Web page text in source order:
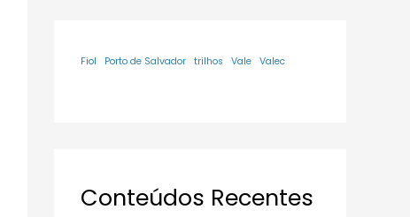
Fiol Porto de Salvador trilhos Vale Valec
Conteúdos Recentes